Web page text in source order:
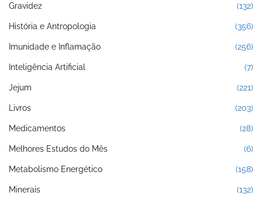
Gravidez (132)
História e Antropologia (356)
Imunidade e Inflamação (256)
Inteligência Artificial (7)
Jejum (221)
Livros (203)
Medicamentos (28)
Melhores Estudos do Mês (6)
Metabolismo Energético (158)
Minerais (132)